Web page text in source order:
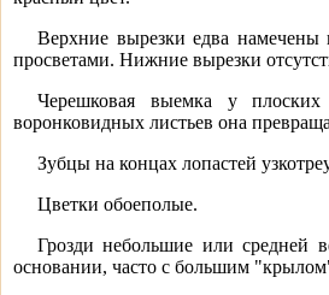
Верхние вырезки едва
просветами. Нижние вырезки
Черешковая выемка у плоских
воронковидных листьев она
Зубцы на концах лопастей
Цветки обоеполые.
Грозди небольшие или средней
основании, часто с большим